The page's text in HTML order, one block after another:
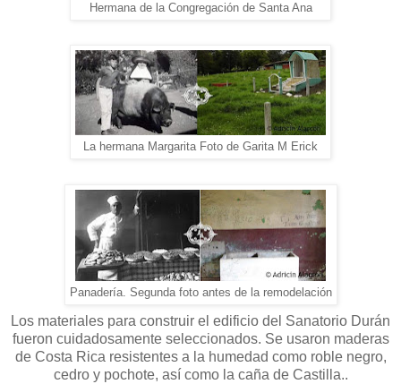
Hermana de la Congregación de Santa Ana
La hermana Margarita Foto de Garita M Erick
Panadería. Segunda foto antes de la remodelación
Los materiales para construir el edificio del Sanatorio Durán
fueron cuidadosamente seleccionados. Se usaron maderas
de Costa Rica resistentes a la humedad como roble negro,
cedro y pochote, así como la caña de Castilla..